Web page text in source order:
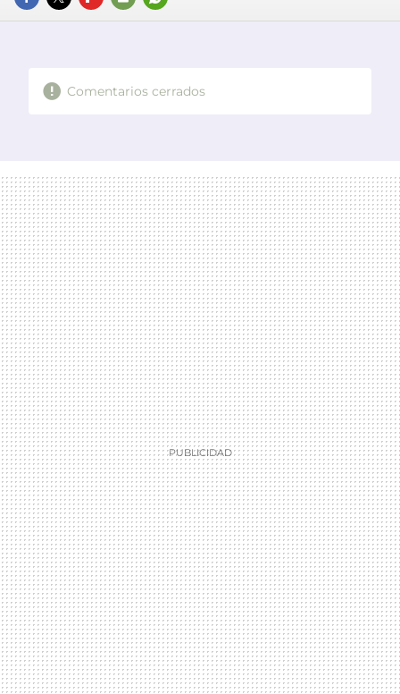
FACEBOOK
TWITTERFLIPBOARD
E-
WHATSAPP
Comentarios cerrados